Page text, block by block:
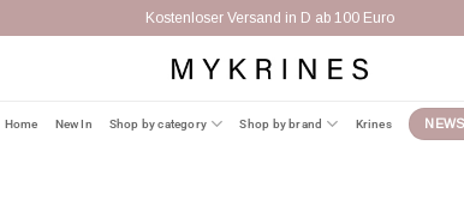
Kostenloser Versand in D ab 100 Euro
Home New In Shop by category Shop by brand Krines